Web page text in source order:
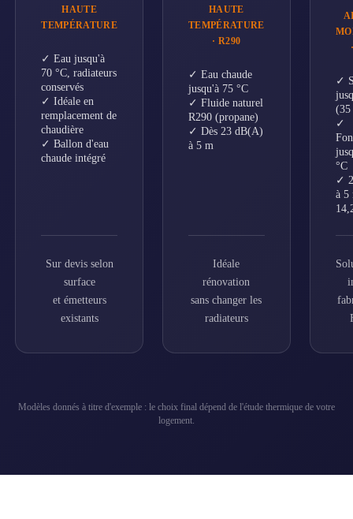
HAUTE
TEMPÉRATURE
✓ Eau jusqu'à
70 °C, radiateurs
conservés
✓ Idéale en
remplacement de
chaudière
✓ Ballon d'eau
chaude intégré
Sur devis selon
surface
et émetteurs
existants
HAUTE
TEMPÉRATURE
· R290
✓ Eau chaude
jusqu'à 75 °C
✓ Fluide naturel
R290 (propane)
✓ Dès 23 dB(A)
à 5 m
Idéale
rénovation
sans changer les
radiateurs
✓
(35
✓
°C
✓
à 5
Modèles donnés à titre d'exemple : le choix final dépend de l'étude thermique de votre
logement.